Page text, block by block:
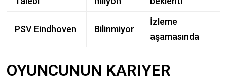
PSV Eindhoven Bilinmiyor
İzleme
aşamasında
OYUNCUNUN KARIYER